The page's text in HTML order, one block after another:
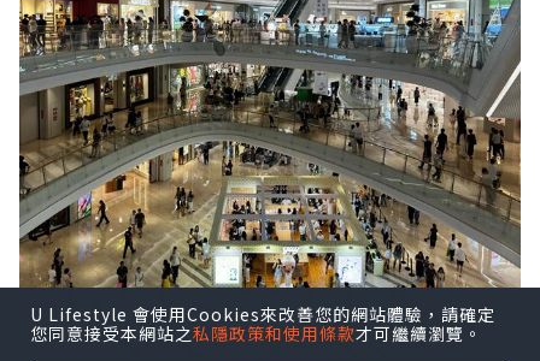
U Lifestyle 會使用Cookies來改善您的網站體驗，請確定
您同意接受本網站之私隱政策和使用條款才可繼續瀏覽。